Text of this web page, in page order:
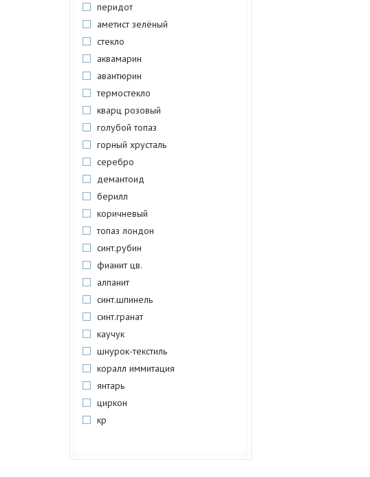
перидот
аметист зелёный
стекло
аквамарин
авантюрин
термостекло
кварц розовый
голубой топаз
горный хрусталь
серебро
демантоид
берилл
коричневый
топаз лондон
синт.рубин
фианит цв.
алпанит
синт.шпинель
синт.гранат
каучук
шнурок-текстиль
коралл иммитация
янтарь
циркон
кр